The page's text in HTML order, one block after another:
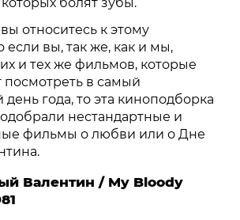
относитесь к этому
если вы, так же, как и мы,
и тех же фильмов, которые
в самый
года, то эта киноподборка
нестандартные и
фильмы о любви или о Дне
Валентин / My Bloody